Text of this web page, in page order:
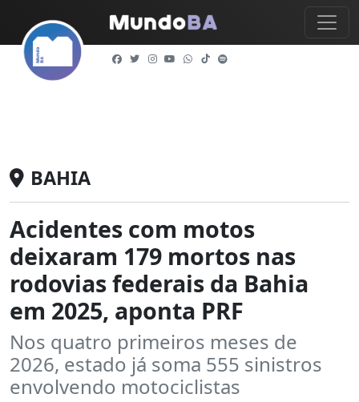
BAHIA
Acidentes com motos
deixaram 179 mortos nas
rodovias federais da Bahia
em 2025, aponta PRF
Nos quatro primeiros meses de
2026, estado já soma 555 sinistros
envolvendo motociclistas